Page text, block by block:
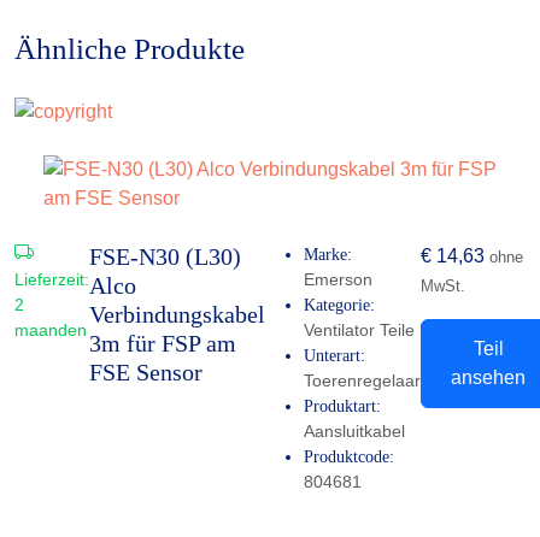
Ähnliche Produkte
Lieferzeit:
2
maanden
FSE-N30 (L30)
Alco
Verbindungskabel
3m für FSP am
FSE Sensor
Marke:
Emerson
Kategorie:
Ventilator Teile
Unterart:
Toerenregelaar
Produktart:
Aansluitkabel
Produktcode:
804681
€ 14,63 ohne
MwSt.
Teil
ansehen